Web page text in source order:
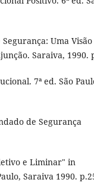
Uma Visão
Saraiva, 1990.
7ª ed. São
de Segurança
e Liminar" in
Saraiva 1990.